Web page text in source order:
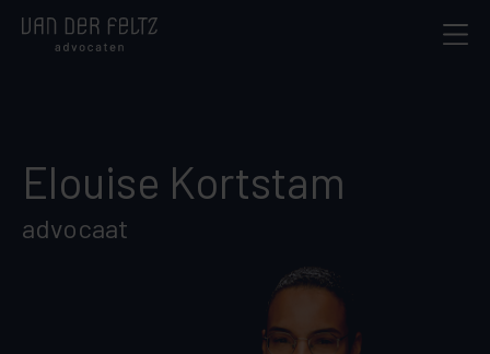
Elouise Kortstam
advocaat